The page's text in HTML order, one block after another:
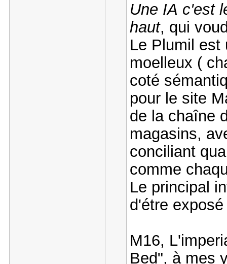
Une IA c'est
haut, qui
Le Plumil est
moelleux (
coté
pour le site
de la chaîne
magasins,
conciliant
comme
Le principal
d'étre
M16,
Bed", à mes